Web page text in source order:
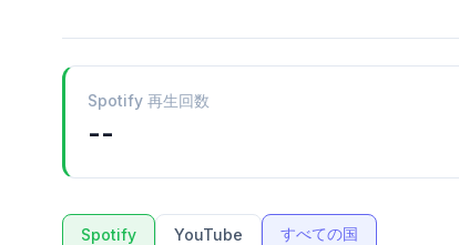
Spotify 再生回数
--
Spotify YouTube すべての国